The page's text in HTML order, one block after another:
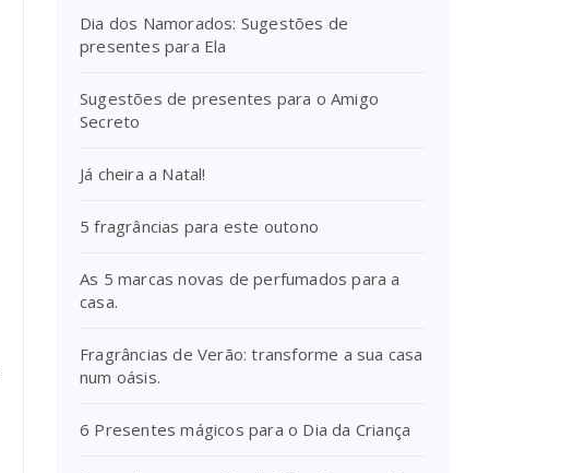
Dia dos Namorados: Sugestões de
presentes para Ela
Sugestões de presentes para o Amigo
Secreto
Já cheira a Natal!
5 fragrâncias para este outono
As 5 marcas novas de perfumados para a
casa.
Fragrâncias de Verão: transforme a sua casa
num oásis.
6 Presentes mágicos para o Dia da Criança